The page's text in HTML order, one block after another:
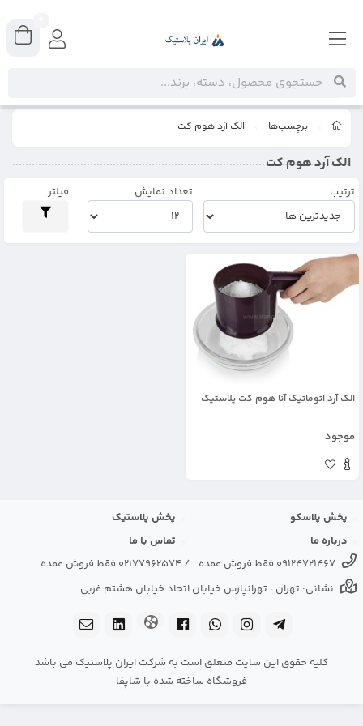
برچسب‌ها الک آرد هوم کت
الک آرد هوم کت
ترتیب تعداد نمایش فیلتر
الک آرد اتوماتیک آنا هوم کت پلاستیک
موجود
پخش پلاسکو
پخش پلاستیک
درباره ما
تماس با ما
09124721467 فقط فروش عمده
/ 02177962574 فقط فروش عمده
نشانی: تهران ، تهرانپارس خیابان اتحاد خیابان هشتم غربی
کلیه حقوق این سایت متعلق است به شرکت ایران پلاستیک می باشد
فروشگاه ساخته شده با شاپفا